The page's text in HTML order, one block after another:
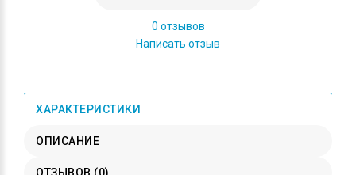
0 отзывов
Написать отзыв
ХАРАКТЕРИСТИКИ
ОПИСАНИЕ
ОТЗЫВОВ (0)